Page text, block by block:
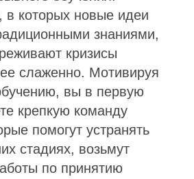
в которых новые идеи
знаниями,
кризисы
слаженно. Мотивируя
вы в первую
крепкую команду
помогут устранять
стадиях, возьмут
по принятию